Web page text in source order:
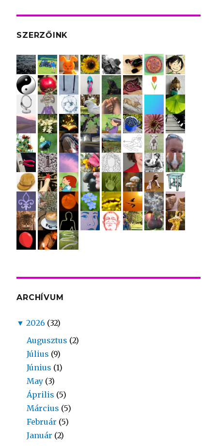
SZERZŐINK
ARCHÍVUM
▼ 2026 (32)
Augusztus (2)
Július (9)
Június (1)
May (3)
Április (5)
Március (5)
Február (5)
Január (2)